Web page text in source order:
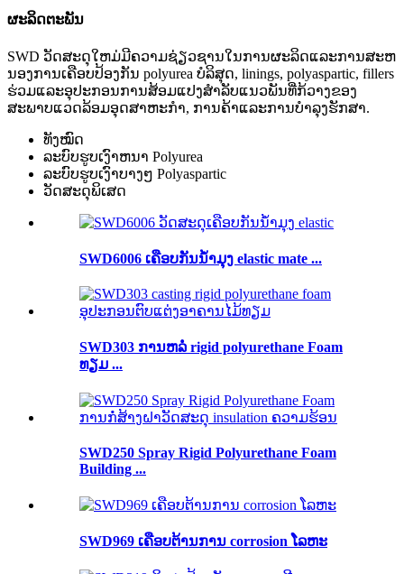
ຜະ​ລິດ​ຕະ​ພັນ
SWD ວັດສະດຸໃຫມ່ມີຄວາມຊ່ຽວຊານໃນການຜະລິດແລະການສະຫ
ນອງການເຄືອບປ້ອງກັນ polyurea ບໍລິສຸດ, linings, polyaspartic, fillers
ຮ່ວມແລະອຸປະກອນການສ້ອມແປງສໍາລັບແນວພັນທີ່ກ້ວາງຂອງ
ສະພາບແວດລ້ອມອຸດສາຫະກໍາ, ການຄ້າແລະການບໍາລຸງຮັກສາ.
ທັງໝົດ
ລະບົບຮູບເງົາຫນາ Polyurea
ລະບົບຮູບເງົາບາງໆ Polyaspartic
ວັດສະດຸພິເສດ
SWD6006 ເຄືອບກັນນ້ໍາມຸງ elastic mate ...
SWD303 ການຫລໍ່ rigid polyurethane Foam
ທຽມ ...
SWD250 Spray Rigid Polyurethane Foam
Building ...
SWD969 ເຄືອບຕ້ານການ corrosion ໂລຫະ